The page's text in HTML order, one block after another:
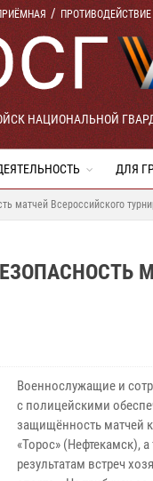
НАЦИОНАЛЬНОЙ
ДЛЯ
матчей Всероссийского
Военнослужащие и
с полицейскими
защищённость матчей
«Торос» (Нефтекамск),
результатам встреч